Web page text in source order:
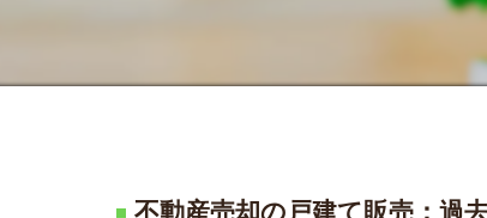
不動産売却の戸建て販売：過